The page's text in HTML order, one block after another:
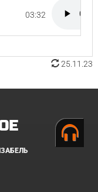
03:32
25.11.23